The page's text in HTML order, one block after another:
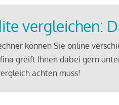
vergleichen:
können Sie online
greift Ihnen dabei gern
achten muss!